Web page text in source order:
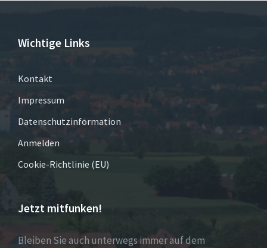
Wichtige Links
Kontakt
Impressum
Datenschutzinformation
Anmelden
Cookie-Richtlinie (EU)
Jetzt mitfunken!
Bleiben Sie auch unterwegs immer auf dem